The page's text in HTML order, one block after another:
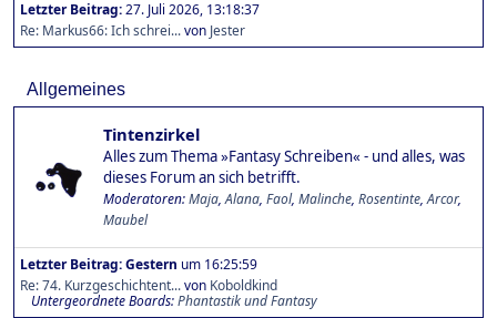
Letzter Beitrag:27. Juli 2026, 13:18:37
Re: Markus66: Ich schrei...von Jester
Allgemeines
Tintenzirkel
Alles zum Thema »Fantasy Schreiben« - und alles, was
dieses Forum an sich betrifft.
Moderatoren:Maja,Alana, Faol, Malinche, Rosentinte,Arcor,
Maubel
Letzter Beitrag:Gestern um 16:25:59
Re: 74. Kurzgeschichtent...von Koboldkind
Untergeordnete Boards Phantastik und Fantasy